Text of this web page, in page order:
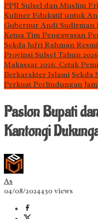
PPJI Sulsel dan Muslim
Kuliner Edukatif untuk
Gubernur Andi Sudirman
Ketua Tim Pengawasan
Sekda Jufri Rahman
Provinsi Sulsel Tahun 2026
Makassar 2026: Cetak
Berkarakter Islami Sekda
Perkuat Perlindungan
Paslon Bupati
Kantongi
As
04/08/2024430 views